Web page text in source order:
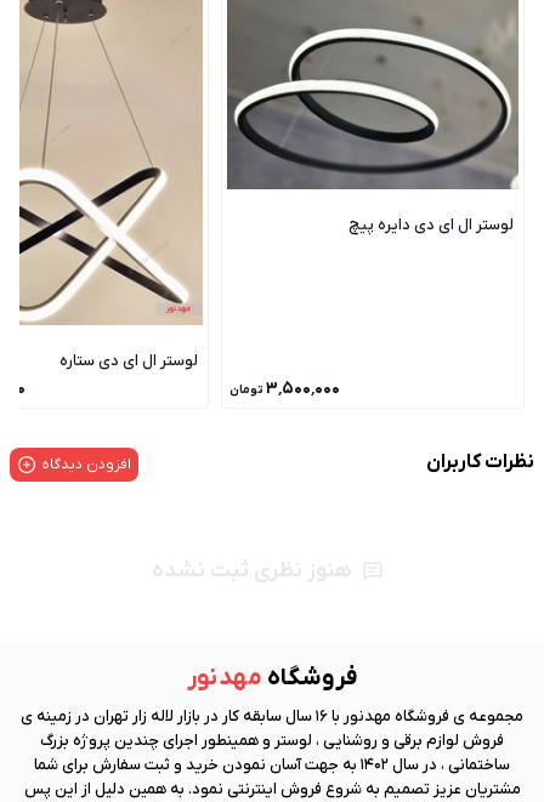
لوستر ال ای دی دایره پیچ
۳٬۵۰۰٬۰۰۰ تومان
لوستر ال ای دی ستاره
نظرات کاربران افزودن دیدگاه
هنوز نظری ثبت نشده
فروشگاه مهد نور
مجموعه ی فروشگاه مهد نور
با 16 سال سابقه کار در بازار لاله زار تهران در زمینه ی
فروش لوازم برقی و روشنایی ، لوستر و همینطور اجرای چندین پروژه بزرگ
ساختمانی ، در سال 1402 به جهت آسان نمودن خرید و ثبت سفارش برای شما
مشتریان عزیز تصمیم به شروع فروش اینترنتی نمود. به همین دلیل از این پس